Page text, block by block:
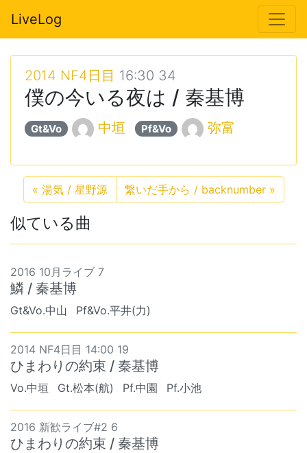
LiveLog
2014 NF4日目 16:30 34
僕の今いる夜は / 秦基博
Gt&Vo 中垣 Pf&Vo 弥富
« 湯気 / 星野源 繋いだ手から / backnumber »
似ている曲
2016 10月ライブ 7
鱗 / 秦基博
Gt&Vo.中山 Pf&Vo.平井(力)
2014 NF4日目 14:00 19
ひまわりの約束 / 秦基博
Vo.中垣 Gt.松本(航) Pf.中園 Pf.小池
2016 新歓ライブ#2 6
ひまわりの約束 / 秦基博